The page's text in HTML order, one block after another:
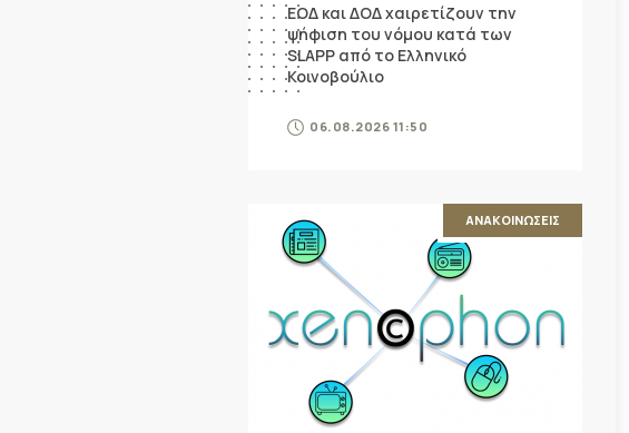
ΕΟΔ και ΔΟΔ χαιρετίζουν την
ψήφιση του νόμου κατά των
SLAPP από το Ελληνικό
Κοινοβούλιο
06.08.2026 11:50
ΑΝΑΚΟΙΝΩΣΕΙΣ